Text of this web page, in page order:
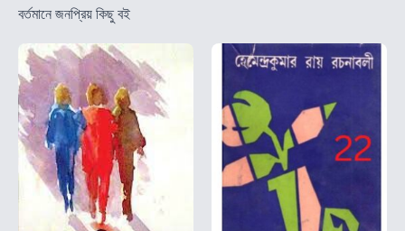
বর্তমানে জনপ্রিয় কিছু বই